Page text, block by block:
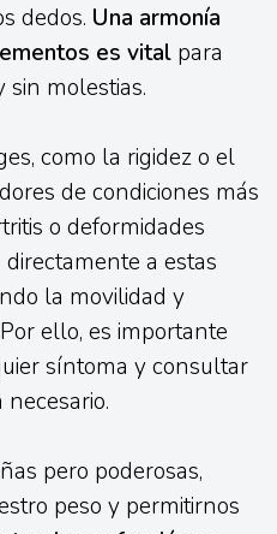
dedos. Una armonía
es vital para
molestias.
como la rigidez o el
de condiciones más
o deformidades
a estas
la movilidad y
ello, es importante
síntoma y consultar
pero poderosas,
peso y permitirnos